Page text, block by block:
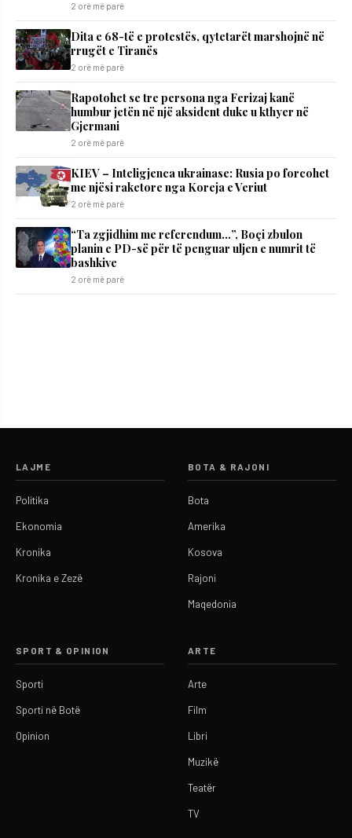
2 orë më parë
Dita e 68-të e protestës, qytetarët marshojnë në
rrugët e Tiranës
2 orë më parë
Rapotohet se tre persona nga Ferizaj kanë
humbur jetën në një aksident duke u kthyer në
Gjermani
2 orë më parë
KIEV – Inteligjenca ukrainase: Rusia po forcohet
me njësi raketore nga Koreja e Veriut
2 orë më parë
“Ta zgjidhim me referendum…”, Boçi zbulon
planin e PD-së për të penguar uljen e numrit të
bashkive
2 orë më parë
LAJME
Politika
Ekonomia
Kronika
Kronika e Zezë
BOTA & RAJONI
Bota
Amerika
Kosova
Rajoni
Maqedonia
SPORT & OPINION
Sporti
Sporti në Botë
Opinion
ARTE
Arte
Film
Libri
Muzikë
Teatër
TV